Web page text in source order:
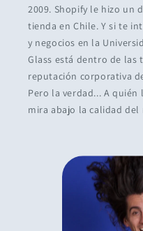
2009. Shopify le hizo un
tienda en Chile. Y si te
y negocios en la
Glass está dentro de las
reputación corporativa
Pero la verdad... A quién
mira abajo la calidad